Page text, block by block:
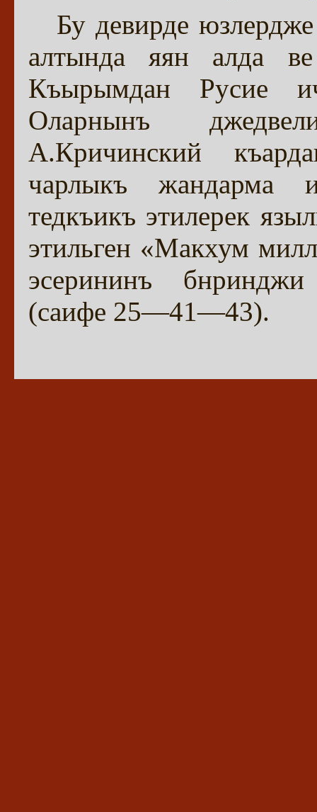
Бу девирде
алтында яян алда ве
Къырымдан Русие
Оларнынъ
А.Кричинский
чарлыкъ жандарма
тедкъикъ этилерек
этильген «Макхум
эсерининъ
(саифе 25—41—43).